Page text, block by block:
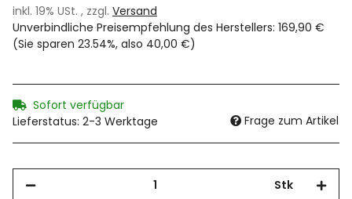
inkl. 19% USt. , zzgl. Versand
Unverbindliche Preisempfehlung des Herstellers: 169,90 €
(Sie sparen 23.54%, also 40,00 €)
Sofort verfügbar
Lieferstatus: 2-3 Werktage
Frage zum Artikel
Stk